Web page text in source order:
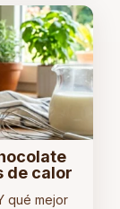
de calor
qué mejor